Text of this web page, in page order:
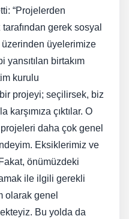
“Projelerden
gerek sosyal
üyelerimize
birtakım
kurulu
projeyi; seçilirsek, biz
karşımıza çıktılar. O
daha çok genel
Eksiklerimiz ve
önümüzdeki
ile ilgili gerekli
olarak genel
Bu yolda da